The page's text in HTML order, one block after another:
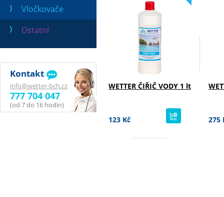
Vločkovače
Ostatní
Kontakt
info@wetter-bch.cz
777 704 047
(od 7 do 16 hodin)
WETTER ČIŘIČ VODY 1 lt
123 Kč
koupit
275